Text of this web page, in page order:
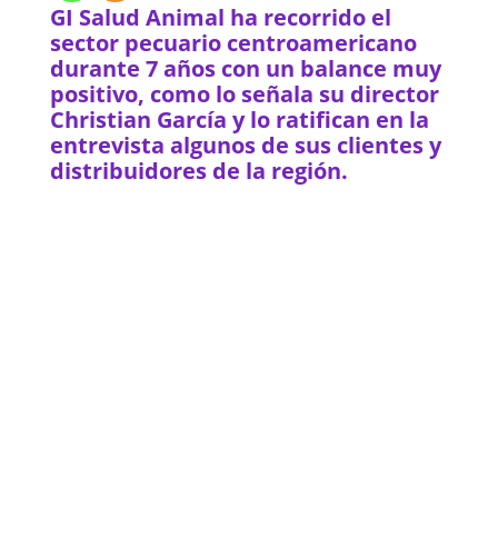
GI Salud Animal ha recorrido el
sector pecuario centroamericano
durante 7 años con un balance muy
positivo, como lo señala su director
Christian García y lo ratifican en la
entrevista algunos de sus clientes y
distribuidores de la región.